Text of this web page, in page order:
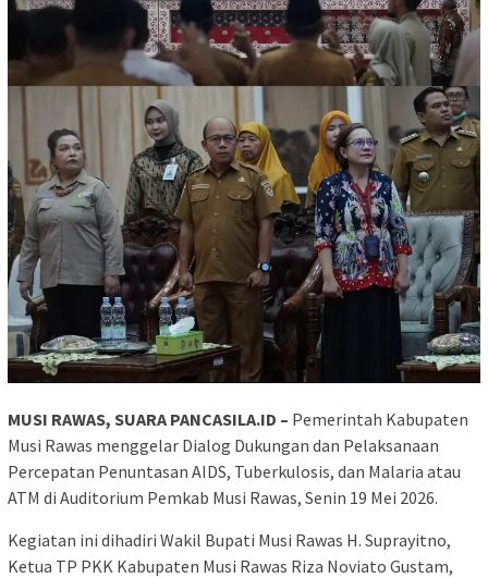
MUSI RAWAS, SUARA PANCASILA.ID – Pemerintah Kabupaten
Musi Rawas menggelar Dialog Dukungan dan Pelaksanaan
Percepatan Penuntasan AIDS, Tuberkulosis, dan Malaria atau
ATM di Auditorium Pemkab Musi Rawas, Senin 19 Mei 2026.
Kegiatan ini dihadiri Wakil Bupati Musi Rawas H. Suprayitno,
Ketua TP PKK Kabupaten Musi Rawas Riza Noviato Gustam,